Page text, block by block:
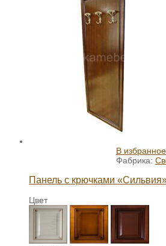
В избранное
Фабрика:
Панель с крючками
Цвет